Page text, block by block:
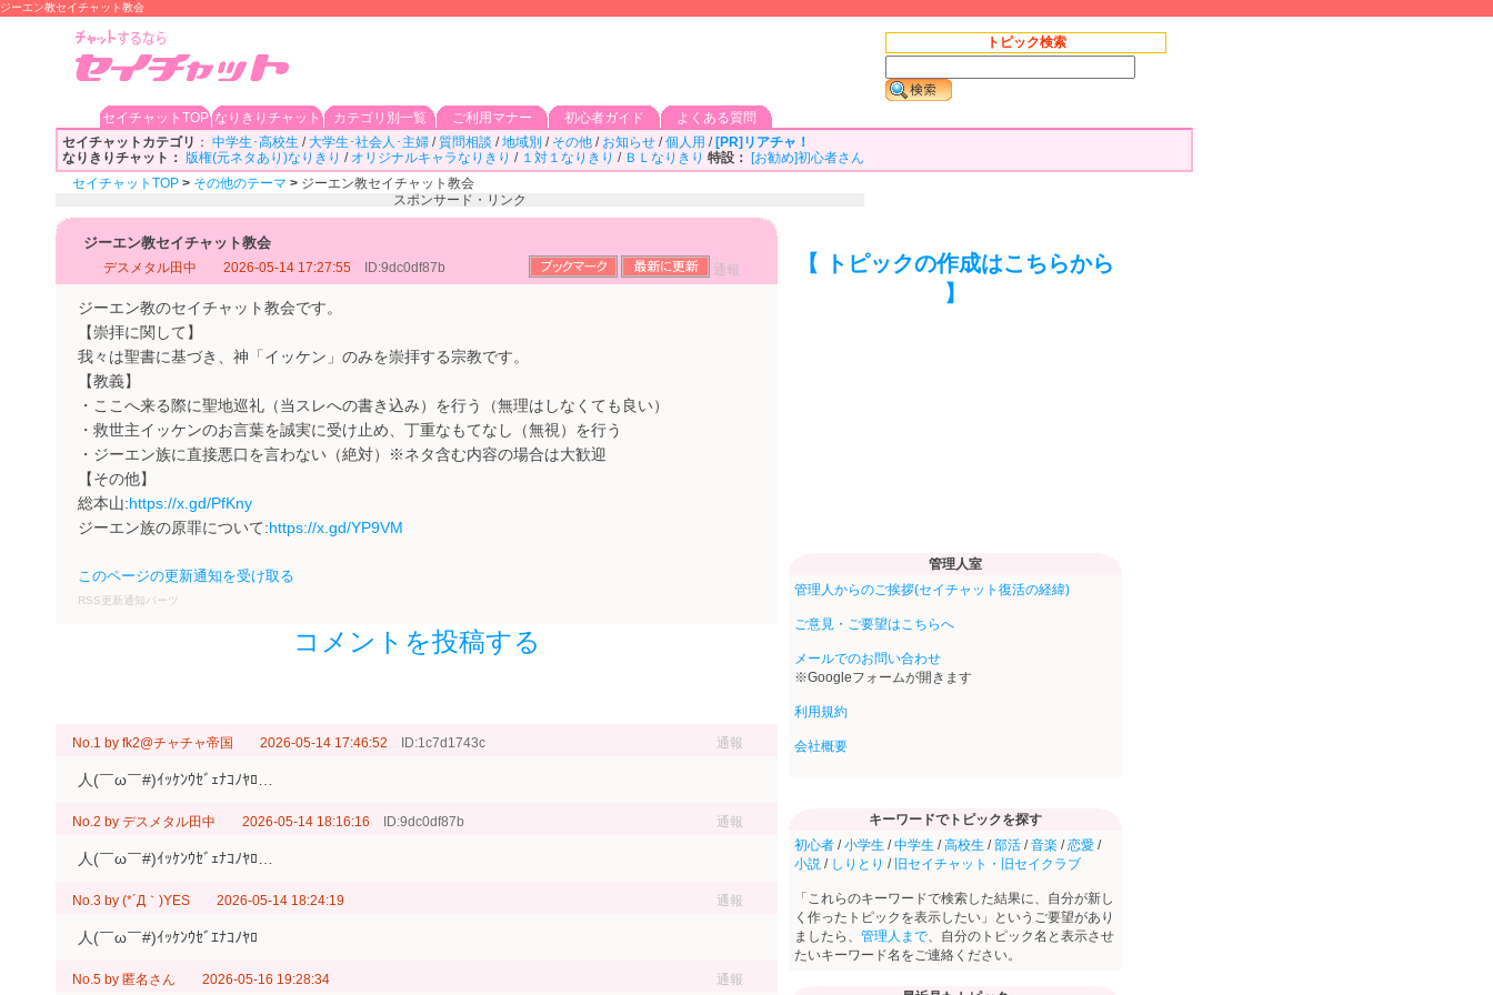
ジーエン教セイチャット教会
セイチャットTOP なりきりチャット カテゴリ別一覧 ご利用マナー 初心者ガイド
よくある質問
セイチャットカテゴリ ： 中学生･高校生 /大学生･社会人･主婦 /質問相談 /地域別 / その他 / お知らせ /個人用 / [PR]リアチャ！
なりきりチャット： 版権(元ネタあり)なりきり / オリジナルキャラなりきり / １対１なりきり / ＢＬなりきり 特設： [お勧め]初心者さん
セイチャットTOP > その他のテーマ > ジーエン教セイチャット教会
スポンサード・リンク
ジーエン教セイチャット教会
デスメタル田中 2026-05-14 17:27:55 ID:9dc0df87b 通報
ジーエン教のセイチャット教会です。
【崇拝に関して】
我々は聖書に基づき、神「イッケン」のみを崇拝する宗教です。
【教義】
・ここへ来る際に聖地巡礼（当スレへの書き込み）を行う（無理はしなくても良い）
・救世主イッケンのお言葉を誠実に受け止め、丁重なもてなし（無視）を行う
・ジーエン族に直接悪口を言わない（絶対）※ネタ含む内容の場合は大歓迎
【その他】
総本山:https://x.gd/PfKny
ジーエン族の原罪について:https://x.gd/YP9VM
このページの更新通知を受け取る
RSS更新通知パーツ
コメントを投稿する
No.1 by fk2@チャチャ帝国 2026-05-14 17:46:52 ID:1c7d1743c 通報
人(￣ω￣#)ｲｯｹﾝｳｾﾞｪﾅｺﾉﾔﾛ…
No.2 by デスメタル田中 2026-05-14 18:16:16 ID:9dc0df87b 通報
人(￣ω￣#)ｲｯｹﾝｳｾﾞｪﾅｺﾉﾔﾛ…
No.3 by (*´Д｀)YES 2026-05-14 18:24:19 通報
人(￣ω￣#)ｲｯｹﾝｳｾﾞｴﾅｺﾉﾔﾛ
No.5 by 匿名さん 2026-05-16 19:28:34 通報
トピック検索
【 トピックの作成はこちらから
】
管理人室
管理人からのご挨拶(セイチャット復活の経緯)
ご意見・ご要望はこちらへ
メールでのお問い合わせ
※Googleフォームが開きます
利用規約
会社概要
キーワードでトピックを探す
初心者 /小学生 /中学生 /高校生 /部活 /音楽 /恋愛 /
小説 / しりとり / 旧セイチャット・旧セイクラブ
「これらのキーワードで検索した結果に、自分が新し
く作ったトピックを表示したい」というご要望があり
ましたら、 管理人まで、自分のトピック名と表示させ
たいキーワード名をご連絡ください。